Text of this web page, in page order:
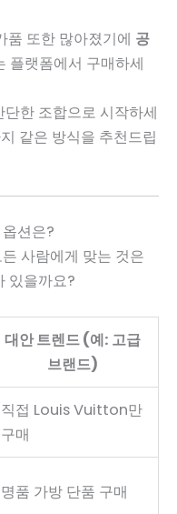
품 또한 많아졌기에 공
플랫폼에서 구매하세
단한 조합으로 시작하세
같은 방식을 추천드립
션은?
사람에게 맞는 것은
있을까요?
대안 트렌드 (예: 고급
브랜드)
직접 Louis Vuitton만
구매
명품 가방 단품 구매